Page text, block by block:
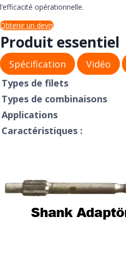
l’efficacité opérationnelle.
Obtenir un devis
Produit essentiel
Spécification Vidéo
Types de filets
Types de combinaisons
Applications
Caractéristiques :